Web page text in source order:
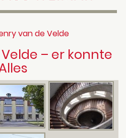
van de Velde
– er konnte